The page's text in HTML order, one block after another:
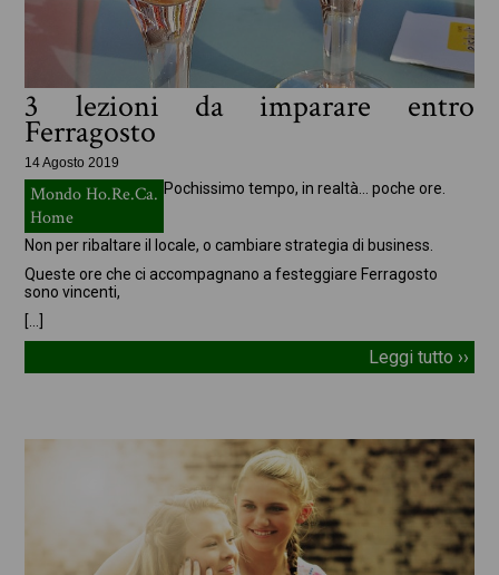
3 lezioni da imparare entro
Ferragosto
14 Agosto 2019
Mondo Ho.Re.Ca.
Home
Pochissimo tempo, in realtà… poche ore.
Non per ribaltare il locale, o cambiare strategia di business.
Queste ore che ci accompagnano a festeggiare Ferragosto
sono vincenti,
Leggi tutto ››